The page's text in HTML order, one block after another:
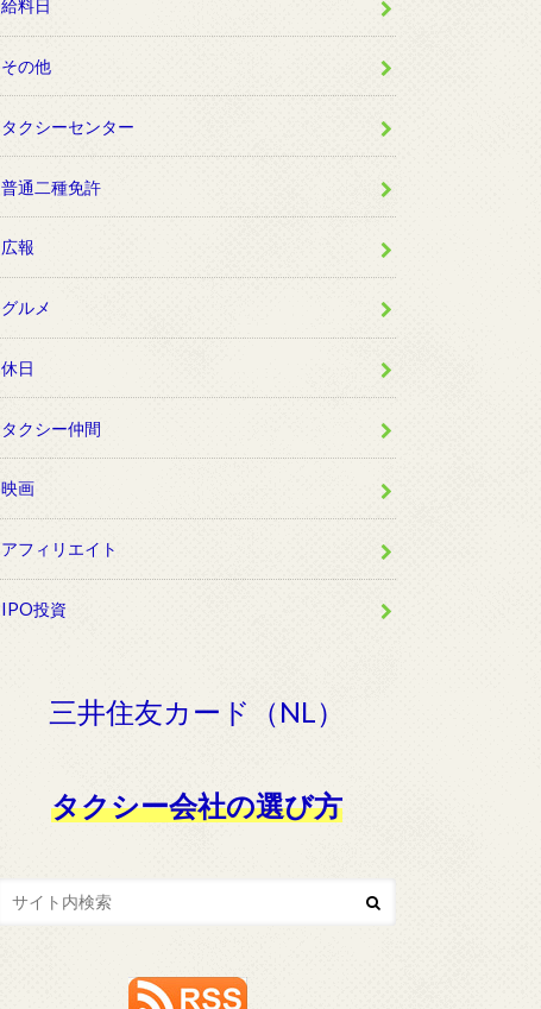
給料日
その他
タクシーセンター
普通二種免許
広報
グルメ
休日
タクシー仲間
映画
アフィリエイト
IPO投資
三井住友カード（NL）
タクシー会社の選び方